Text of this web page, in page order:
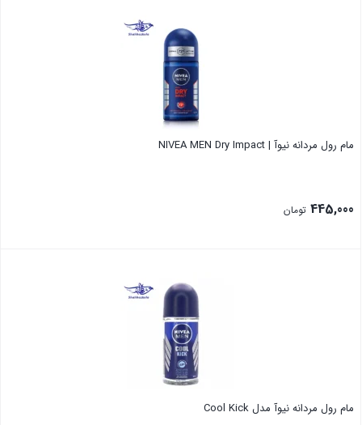
مام رول مردانه نیوآ | NIVEA MEN Dry Impact
445,000 تومان
مام رول مردانه نیوآ مدل Cool Kick